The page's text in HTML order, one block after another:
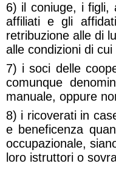
6) il coniuge, i figli,
affiliati e gli
retribuzione alle di
alle condizioni di
7) i soci delle
comunque
manuale, oppure
8) i ricoverati in
e beneficenza
occupazionale,
loro istruttori o